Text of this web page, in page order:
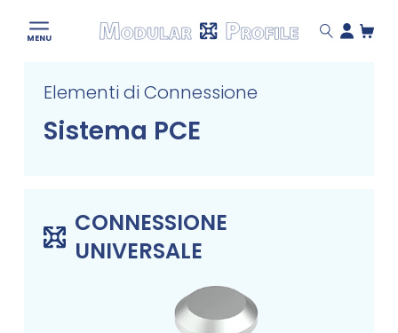
content
MENU
Modular
Elementi di Connessione
Sistema PCE
CONNESSIONE
UNIVERSALE